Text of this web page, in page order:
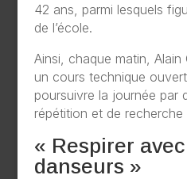
42 ans, parmi lesquels
de l’école.
Ainsi, chaque matin,
un cours technique
poursuivre la journée par
répétition et de recherche
« Respirer
danseurs »